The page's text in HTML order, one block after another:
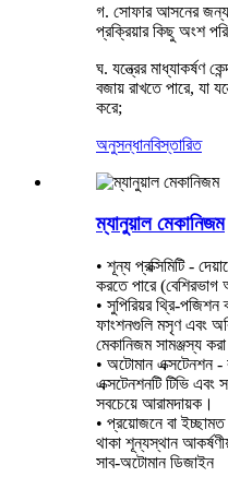
গ. সোফার আসনের
প্রক্রিয়ার কিছু অংশ
ঘ. যন্ত্রের মাধ্যাকর্ষণ
বজায় রাখতে পারে, যা
করে;
অনুসন্ধানবিস্তারিত
ম্যানুয়াল মেকানিজম
• শূন্য প্রক্সিমিটি -
করতে পারে
• সুপিরিয়র থ্রি-পজিশন
ফাংশনগুলি মসৃণ এবং
মেকানিজম সামঞ্জস্য
• অটোমান এক্সটেনশন -
এক্সটেনশনটি টিভি এবং
সবচেয়ে আরামদায়ক।
• প্রয়োজনে বা
থাকা শূন্যস্থান
সাব-অটোমান ডিজাইন